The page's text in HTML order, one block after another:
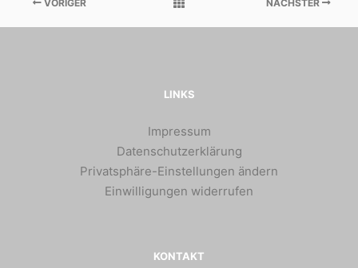
VORIGER NÄCHSTER
LINKS
Impressum
Datenschutzerklärung
Privatsphäre-Einstellungen ändern
Einwilligungen widerrufen
KONTAKT